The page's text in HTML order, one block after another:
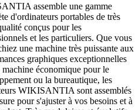
assemble une gamme
d'ordinateurs portables de très
conçus pour les
et les particuliers. Que vous
une machine très puissante aux
graphiques exceptionnelles
machine économique pour le
ou la bureautique, les
WIKISANTIA sont assemblés
pour s'ajuster à vos besoins et à